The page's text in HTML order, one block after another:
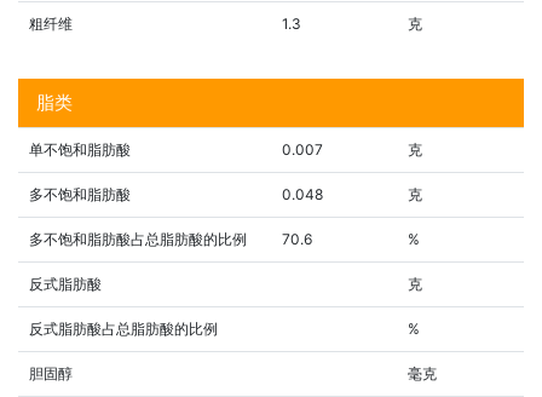
粗纤维 1.3 克
脂类
单不饱和脂肪酸 0.007 克
多不饱和脂肪酸 0.048 克
多不饱和脂肪酸占总脂肪酸的比例 70.6 %
反式脂肪酸 克
反式脂肪酸占总脂肪酸的比例 %
胆固醇 毫克